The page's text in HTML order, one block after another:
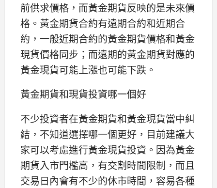
前供求價格，而黃金期貨反映的是未來價
格。黃金期貨合約有遠期合約和近期合
約，一般近期合約的黃金期貨價格和黃金
現貨價格同步；而遠期的黃金期貨對應的
黃金現貨可能上漲也可能下跌。
黃金期貨和現貨投資哪一個好
不少投資者在黃金期貨和黃金現貨當中糾
結，不知道選擇哪一個更好，目前建議大
家可以考慮進行黃金現貨投資。因為黃金
期貨入市門檻高，有交割時間限制，而且
交易日內會有不少的休市時間，容易各種